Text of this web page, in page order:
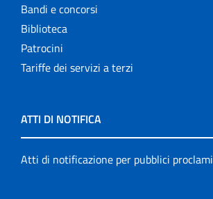
Bandi e concorsi
Biblioteca
Patrocini
Tariffe dei servizi a terzi
ATTI DI NOTIFICA
Atti di notificazione per pubblici proclami